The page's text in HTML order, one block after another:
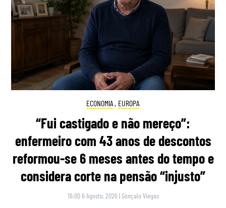
ECONOMIA , EUROPA
“Fui castigado e não mereço”:
enfermeiro com 43 anos de descontos
reformou-se 6 meses antes do tempo e
considera corte na pensão “injusto”
16:00 6 Agosto, 2026 | Gonçalo Viegas